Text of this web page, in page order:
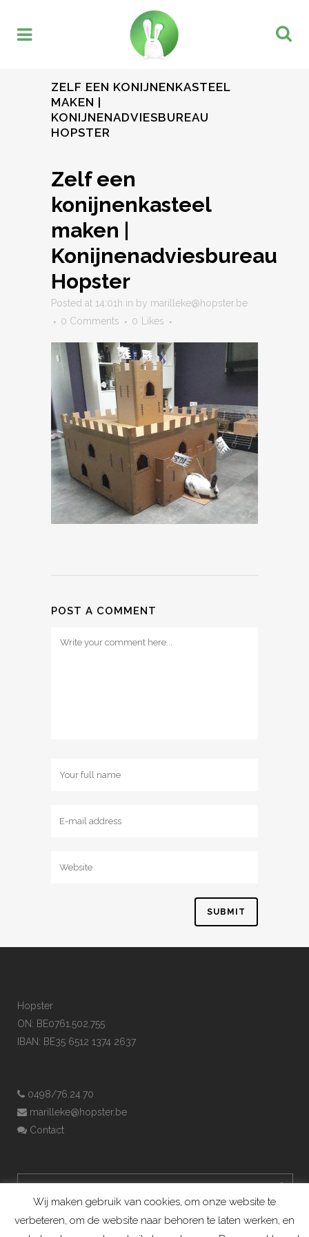
ZELF EEN KONIJNENKASTEEL
MAKEN |
KONIJNENADVIESBUREAU
HOPSTER
Zelf een
konijnenkasteel
maken |
Konijnenadviesbureau
Hopster
Posted at 14:01h in by marilleke@hopster.be
0 Comments
0 Likes
POST A COMMENT
Hopster
ON: BE0761.502.755
IBAN: BE35 6512 1374 2637
0498/76.24.70
marilleke@hopster.be
Contact
Wij maken gebruik van cookies, om onze website te
verbeteren, om de website naar behoren te laten werken, en